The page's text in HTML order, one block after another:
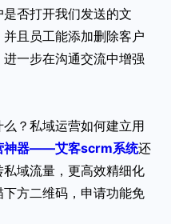
否打开我们发送的文
且员工能添加删除客户
一步在沟通交流中增强
么？私域运营如何建立用
神器——艾客scrm系统还
域流量，更高效精细化
方二维码，申请功能免